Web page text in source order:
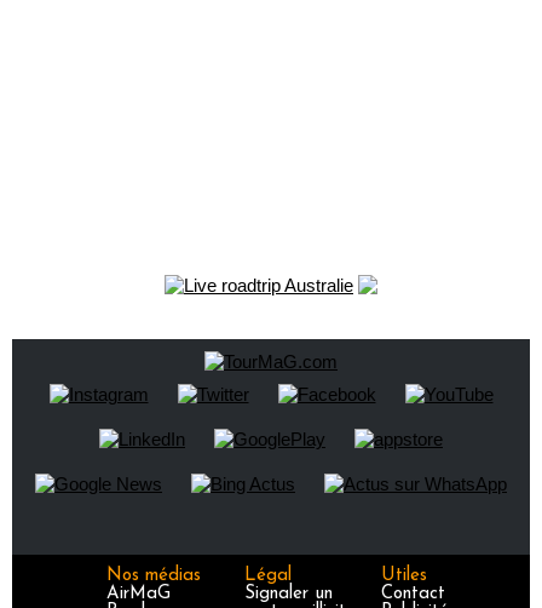
Nos médias
AirMaG
Légal
Signaler un
Utiles
Contact